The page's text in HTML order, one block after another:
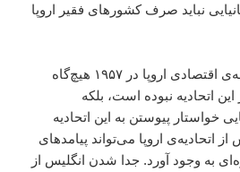
نباید صرف کشورهای فقیر اروپا
از زمان شکل‌گیری جامعه‌ی اقتصادی اروپا در ۱۹۵۷ هیچ‌گاه
اتحادیه نبوده است، بلکه
خواستار پیوستن به این اتحادیه
از اتحادیه‌ی اروپا می‌تواند پیامدهای
به ‌وجود آورد. جدا شدن انگلیس از